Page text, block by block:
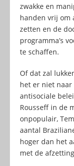
zwakke en
handen vrij om
zetten en de
programma’s
te schaffen.
Of dat zal
het er niet
antisociale
Rousseff in de
onpopulair,
aantal
hoger dan het
met de